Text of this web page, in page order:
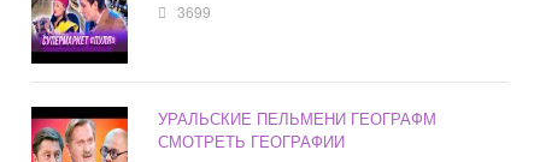
3699
УРАЛЬСКИЕ ПЕЛЬМЕНИ ГЕОГРАФМ
СМОТРЕТЬ ГЕОГРАФИИ